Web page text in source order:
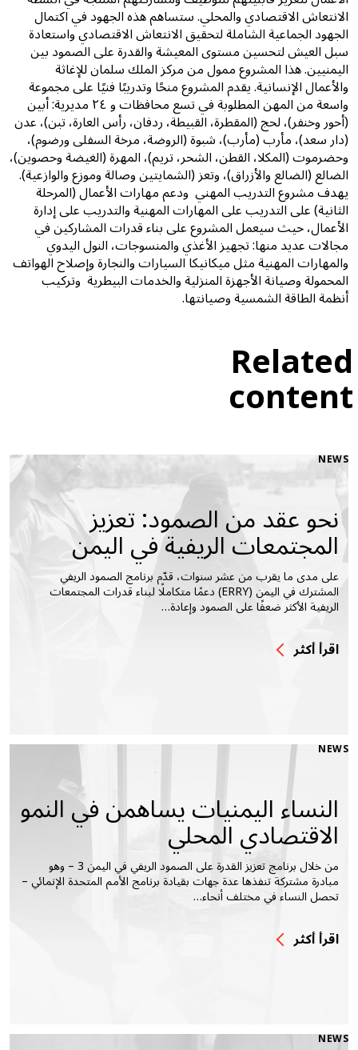
الانتعاش الاقتصادي والمحلي. ستساهم هذه الجهود في اكتمال
الجهود الجماعية الشاملة لتحقيق الانتعاش الاقتصادي واستعادة
سبل العيش لتحسين مستوى المعيشة والقدرة على الصمود بين
اليمنيين. هذا المشروع ممول من مركز الملك سلمان للإغاثة
والأعمال الإنسانية. يقدم المشروع منحًا وتدريبًا فنيًا على مجموعة
واسعة من المهن المطلوبة في تسع محافظات و ٢٤ مديرية: أبين
(أحور وخنفر)، لحج (المقطرة، القبيطة، ردفان، رأس العارة، تبن)، عدن
(دار سعد)، مأرب (مأرب)، شبوة (الروضة، مرخة السفلى ورضوم)،
وحضرموت (المكلا، القطن، الشحر، تريم)، المهرة (الغيضة وحصوين)،
الضالع (الضالع والأزراق)، وتعز (الشمايتين وصالة وموزع والوازعية).
يهدف مشروع التدريب المهني ودعم مهارات الأعمال (المرحلة
الثانية) على التدريب على المهارات المهنية والتدريب على إدارة
الأعمال، حيث سيعمل المشروع على بناء قدرات المشاركين في
مجالات عديد منها: تجهيز الأغذي والمنسوجات، النول اليدوي
والمهارات المهنية مثل ميكانيكا السيارات والنجارة وإصلاح الهواتف
المحمولة وصيانة الأجهزة المنزلية والخدمات البيطرية وتركيب
أنظمة الطاقة الشمسية وصيانتها.
Related
content
NEWS
نحو عقد من الصمود: تعزيز
المجتمعات الريفية في اليمن
على مدى ما يقرب من عشر سنوات، قدّم برنامج الصمود الريفي
المشترك في اليمن (ERRY) دعمًا متكاملًا لبناء قدرات المجتمعات
الريفية الأكثر ضعفًا على الصمود وإعادة…
اقرأ أكثر
NEWS
النساء اليمنيات يساهمن في النمو
الاقتصادي المحلي
من خلال برنامج تعزيز القدرة على الصمود الريفي في اليمن 3 – وهو
مبادرة مشتركة تنفذها عدة جهات بقيادة برنامج الأمم المتحدة الإنمائي –
تحصل النساء في مختلف أنحاء…
اقرأ أكثر
NEWS